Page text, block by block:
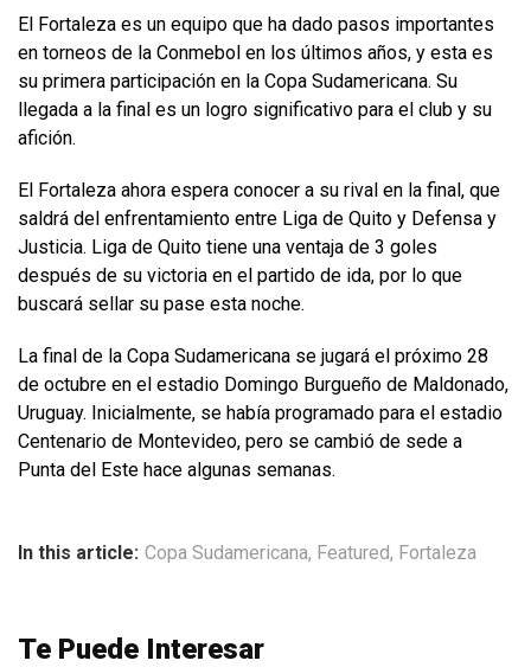
El Fortaleza es un equipo que ha dado pasos importantes
en torneos de la Conmebol en los últimos años, y esta es
su primera participación en la Copa Sudamericana. Su
llegada a la final es un logro significativo para el club y su
afición.
El Fortaleza ahora espera conocer a su rival en la final, que
saldrá del enfrentamiento entre Liga de Quito y Defensa y
Justicia. Liga de Quito tiene una ventaja de 3 goles
después de su victoria en el partido de ida, por lo que
buscará sellar su pase esta noche.
La final de la Copa Sudamericana se jugará el próximo 28
de octubre en el estadio Domingo Burgueño de Maldonado,
Uruguay. Inicialmente, se había programado para el estadio
Centenario de Montevideo, pero se cambió de sede a
Punta del Este hace algunas semanas.
In this article: Copa Sudamericana, Featured, Fortaleza
Te Puede Interesar